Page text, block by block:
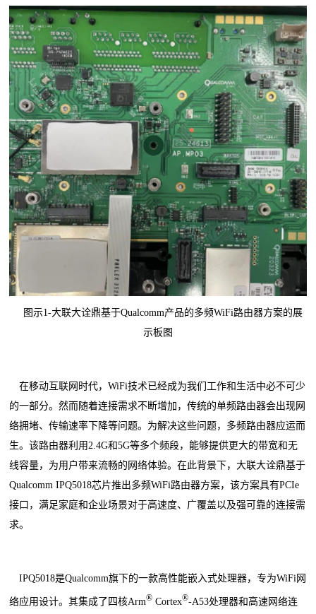
图示1-大联大诠鼎基于Qualcomm产品的多频WiFi路由器方案的展
示板图
在移动互联网时代，WiFi技术已经成为我们工作和生活中必不可少
的一部分。然而随着连接需求不断增加，传统的单频路由器会出现网
络拥堵、传输速率下降等问题。为解决这些问题，多频路由器应运而
生。该路由器利用2.4G和5G等多个频段，能够提供更大的带宽和无
线容量，为用户带来流畅的网络体验。在此背景下，大联大诠鼎基于
Qualcomm IPQ5018芯片推出多频WiFi路由器方案，该方案具有PCIe
接口，满足家庭和企业场景对于高速度、广覆盖以及强可靠的连接需
求。
IPQ5018是Qualcomm旗下的一款高性能嵌入式处理器，专为WiFi网
络应用设计。其集成了四核Arm® Cortex®-A53处理器和高速网络连